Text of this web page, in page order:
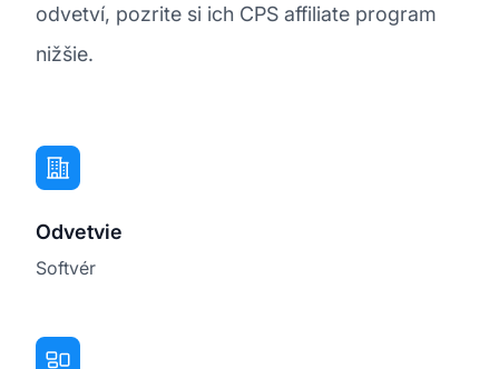
odvetví, pozrite si ich CPS affiliate program
nižšie.
Odvetvie
Softvér